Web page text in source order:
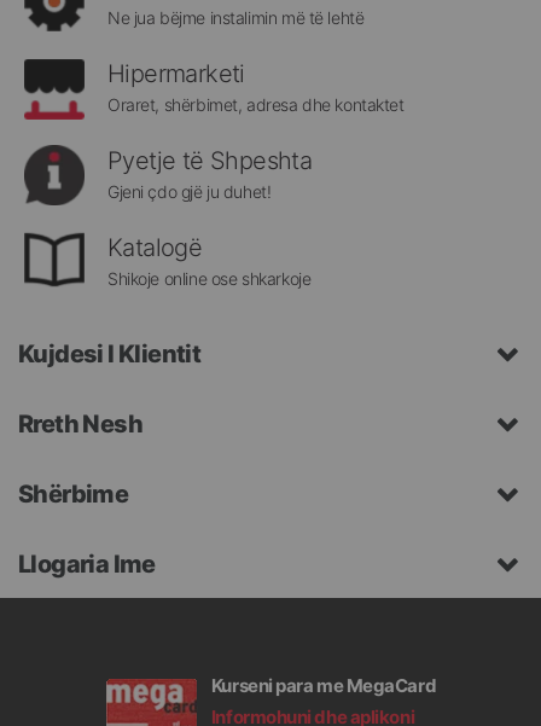
Ne jua bëjme instalimin më të lehtë
Hipermarketi
Oraret, shërbimet, adresa dhe kontaktet
Pyetje të Shpeshta
Gjeni çdo gjë ju duhet!
Katalogë
Shikoje online ose shkarkoje
Kujdesi I Klientit
Rreth Nesh
Shërbime
Llogaria Ime
Kurseni para me MegaCard
Informohuni dhe aplikoni